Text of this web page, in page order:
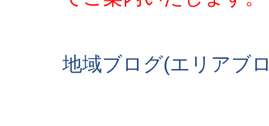
地域ブログ(エリアブ